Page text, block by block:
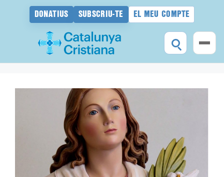
DONATIUS SUBSCRIU-TE EL MEU COMPTE